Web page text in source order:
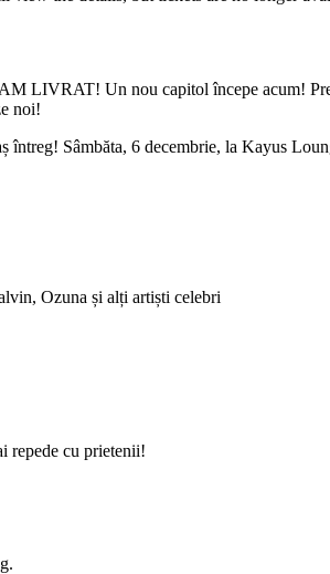
LIVRAT! Un nou capitol începe acum!
noi!
Sâmbăta, 6 decembrie, la Kayus
Ozuna și alți artiști celebri
repede cu prietenii!